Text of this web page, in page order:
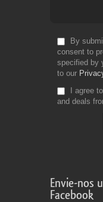
By
consent to
specified by
to our
I agree
and deals
Envie-nos
Facebook